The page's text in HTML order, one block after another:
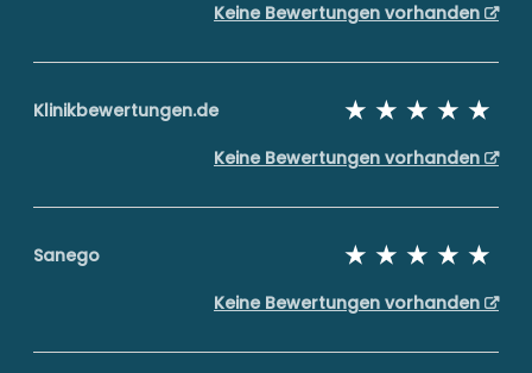
Keine Bewertungen vorhanden
Klinikbewertungen.de
Keine Bewertungen vorhanden
Sanego
Keine Bewertungen vorhanden